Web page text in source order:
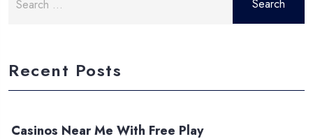
for:
Recent Posts
Casinos Near Me With Free Play